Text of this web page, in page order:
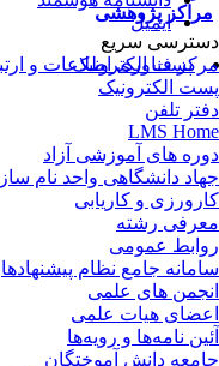
ایمیل
پست الکترونیک
پژوهشی
سریع
فناوری اطلاعات و
الکترونیک
تلفن
LMS
های آموزشی آزاد
دانشگاهی واحد نام
و کاریابی
رشته
عمومی
جامع نظام پیشنهادها
های علمی
هیات علمی
نامه‌ها و رویه‌ها
دانش آموختگان